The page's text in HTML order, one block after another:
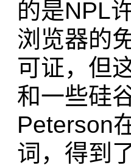
的是NPL
浏览器的
可证，但
和一些硅
Peterson
词，得到